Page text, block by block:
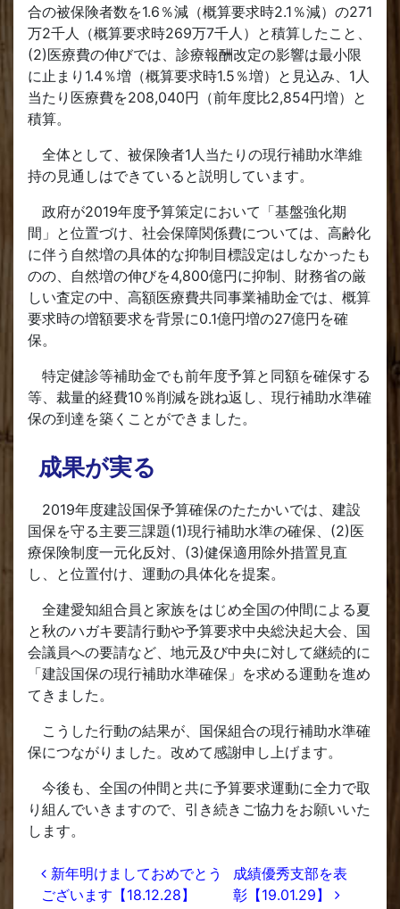
合の被保険者数を1.6％減（概算要求時2.1％減）の271
万2千人（概算要求時269万7千人）と積算したこと、
(2)医療費の伸びでは、診療報酬改定の影響は最小限
に止まり1.4％増（概算要求時1.5％増）と見込み、1人
当たり医療費を208,040円（前年度比2,854円増）と
積算。
全体として、被保険者1人当たりの現行補助水準維
持の見通しはできていると説明しています。
政府が2019年度予算策定において「基盤強化期
間」と位置づけ、社会保障関係費については、高齢化
に伴う自然増の具体的な抑制目標設定はしなかったも
のの、自然増の伸びを4,800億円に抑制、財務省の厳
しい査定の中、高額医療費共同事業補助金では、概算
要求時の増額要求を背景に0.1億円増の27億円を確
保。
特定健診等補助金でも前年度予算と同額を確保する
等、裁量的経費10％削減を跳ね返し、現行補助水準確
保の到達を築くことができました。
成果が実る
2019年度建設国保予算確保のたたかいでは、建設
国保を守る主要三課題(1)現行補助水準の確保、(2)医
療保険制度一元化反対、(3)健保適用除外措置見直
し、と位置付け、運動の具体化を提案。
全建愛知組合員と家族をはじめ全国の仲間による夏
と秋のハガキ要請行動や予算要求中央総決起大会、国
会議員への要請など、地元及び中央に対して継続的に
「建設国保の現行補助水準確保」を求める運動を進め
てきました。
こうした行動の結果が、国保組合の現行補助水準確
保につながりました。改めて感謝申し上げます。
今後も、全国の仲間と共に予算要求運動に全力で取
り組んでいきますので、引き続きご協力をお願いいた
します。
投稿ナビゲーション
新年明けましておめでとう
ございます【18.12.28】
成績優秀支部を表
彰【19.01.29】